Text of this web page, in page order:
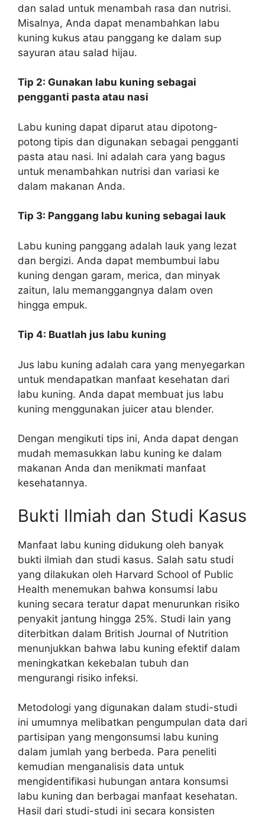
dan salad untuk menambah rasa dan nutrisi.
Misalnya, Anda dapat menambahkan labu
kuning kukus atau panggang ke dalam sup
sayuran atau salad hijau.
Tip 2: Gunakan labu kuning sebagai
pengganti pasta atau nasi
Labu kuning dapat diparut atau dipotong-
potong tipis dan digunakan sebagai pengganti
pasta atau nasi. Ini adalah cara yang bagus
untuk menambahkan nutrisi dan variasi ke
dalam makanan Anda.
Tip 3: Panggang labu kuning sebagai lauk
Labu kuning panggang adalah lauk yang lezat
dan bergizi. Anda dapat membumbui labu
kuning dengan garam, merica, dan minyak
zaitun, lalu memanggangnya dalam oven
hingga empuk.
Tip 4: Buatlah jus labu kuning
Jus labu kuning adalah cara yang menyegarkan
untuk mendapatkan manfaat kesehatan dari
labu kuning. Anda dapat membuat jus labu
kuning menggunakan juicer atau blender.
Dengan mengikuti tips ini, Anda dapat dengan
mudah memasukkan labu kuning ke dalam
makanan Anda dan menikmati manfaat
kesehatannya.
Bukti Ilmiah dan Studi Kasus
Manfaat labu kuning didukung oleh banyak
bukti ilmiah dan studi kasus. Salah satu studi
yang dilakukan oleh Harvard School of Public
Health menemukan bahwa konsumsi labu
kuning secara teratur dapat menurunkan risiko
penyakit jantung hingga 25%. Studi lain yang
diterbitkan dalam British Journal of Nutrition
menunjukkan bahwa labu kuning efektif dalam
meningkatkan kekebalan tubuh dan
mengurangi risiko infeksi.
Metodologi yang digunakan dalam studi-studi
ini umumnya melibatkan pengumpulan data dari
partisipan yang mengonsumsi labu kuning
dalam jumlah yang berbeda. Para peneliti
kemudian menganalisis data untuk
mengidentifikasi hubungan antara konsumsi
labu kuning dan berbagai manfaat kesehatan.
Hasil dari studi-studi ini secara konsisten